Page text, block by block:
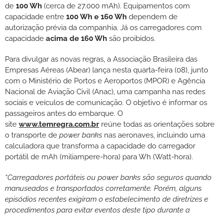
de 100 Wh (cerca de 27.000 mAh). Equipamentos com
capacidade entre 100 Wh e 160 Wh dependem de
autorização prévia da companhia. Já os carregadores com
capacidade acima de 160 Wh são proibidos.
Para divulgar as novas regras, a Associação Brasileira das
Empresas Aéreas (Abear) lança nesta quarta-feira (08), junto
com o Ministério de Portos e Aeroportos (MPOR) e Agência
Nacional de Aviação Civil (Anac), uma campanha nas redes
sociais e veículos de comunicação. O objetivo é informar os
passageiros antes do embarque. O
site www.temregra.com.br reúne todas as orientações sobre
o transporte de power banks nas aeronaves, incluindo uma
calculadora que transforma a capacidade do carregador
portátil de mAh (miliampere-hora) para Wh (Watt-hora).
“Carregadores portáteis ou power banks são seguros quando
manuseados e transportados corretamente. Porém, alguns
episódios recentes exigiram o estabelecimento de diretrizes e
procedimentos para evitar eventos deste tipo durante a